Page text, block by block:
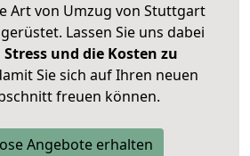
Art von Umzug von Stuttgart
Lassen Sie uns dabei
Stress und die Kosten zu
Sie sich auf Ihren neuen
freuen können.
Angebote erhalten